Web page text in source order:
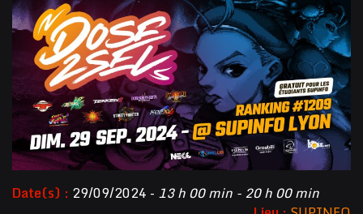
Date(s) : 29/09/2024 - 13 h 00 min - 20 h 00 min